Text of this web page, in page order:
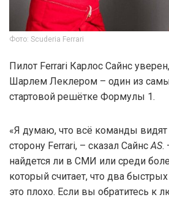
Фото: Scuderia Ferrari
Пилот Ferrari Карлос Сайнс
Шарлем Леклером – один из
стартовой решётке Формулы 1.
«Я думаю, что всё команды
сторону Ferrari, – сказал Сайнс AS.
найдется ли в СМИ или среди
который считает, что два
это плохо. Если вы обратитесь к